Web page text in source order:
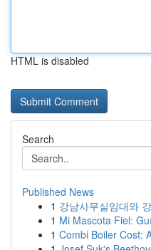
HTML is disabled
Search
Published News
1 강남사무실임대와
1 Mi Mascota Fiel:
1 Combi Boiler Cost: